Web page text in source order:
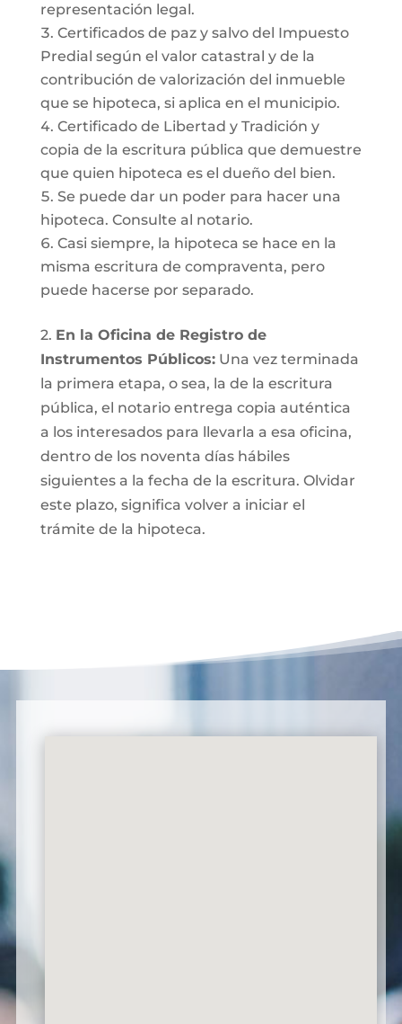
representación legal.
Certificados de paz y salvo del Impuesto
Predial según el valor catastral y de la
contribución de valorización del inmueble
que se hipoteca, si aplica en el municipio.
Certificado de Libertad y Tradición y
copia de la escritura pública que demuestre
que quien hipoteca es el dueño del bien.
Se puede dar un poder para hacer una
hipoteca. Consulte al notario.
Casi siempre, la hipoteca se hace en la
misma escritura de compraventa, pero
puede hacerse por separado.
2. En la Oficina de Registro de
Instrumentos Públicos:Una vez terminada
la primera etapa, o sea, la de la escritura
pública, el notario entrega copia auténtica
a los interesados para llevarla a esa oficina,
dentro de los noventa días hábiles
siguientes a la fecha de la escritura. Olvidar
este plazo, significa volver a iniciar el
trámite de la hipoteca.